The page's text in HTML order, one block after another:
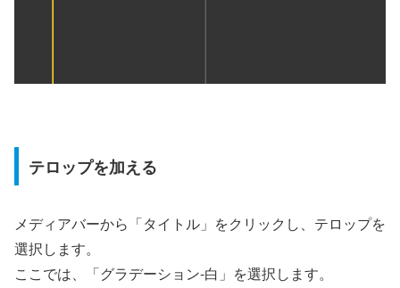
テロップを加える
メディアバーから「タイトル」をクリックし、テロップを
選択します。
ここでは、「グラデーション-白」を選択します。